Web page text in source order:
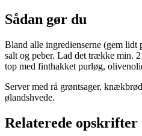
Sådan gør du
Bland alle ingredienserne (gem
salt og peber. Lad det trække min.
top med finthakket purløg,
Server med rå grøntsager,
ølandshvede.
Relaterede opskrifter